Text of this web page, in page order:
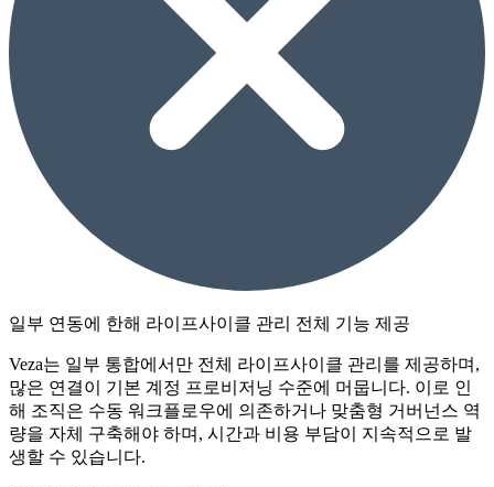
일부 연동에 한해 라이프사이클 관리 전체 기능 제공
Veza는 일부 통합에서만 전체 라이프사이클 관리를 제공하며,
많은 연결이 기본 계정 프로비저닝 수준에 머뭅니다. 이로 인
해 조직은 수동 워크플로우에 의존하거나 맞춤형 거버넌스 역
량을 자체 구축해야 하며, 시간과 비용 부담이 지속적으로 발
생할 수 있습니다.